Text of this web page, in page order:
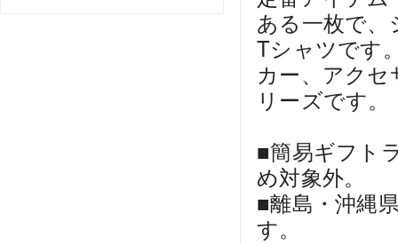
ある一枚で
Tシャツです
カー、アク
リーズです。
■簡易ギフト
め対象外。
■離島・沖縄
す。